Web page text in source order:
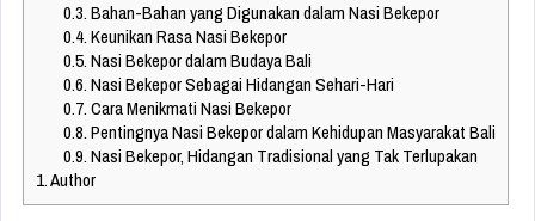
0.3.Bahan-Bahan yang Digunakan dalam Nasi Bekepor
0.4.Keunikan Rasa Nasi Bekepor
0.5.Nasi Bekepor dalam Budaya Bali
0.6.Nasi Bekepor Sebagai Hidangan Sehari-Hari
0.7.Cara Menikmati Nasi Bekepor
0.8.Pentingnya Nasi Bekepor dalam Kehidupan Masyarakat Bali
0.9.Nasi Bekepor, Hidangan Tradisional yang Tak Terlupakan
1.Author